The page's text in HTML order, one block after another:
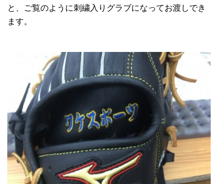
と、ご覧のように刺繍入りグラブになってお渡しでき
ます。